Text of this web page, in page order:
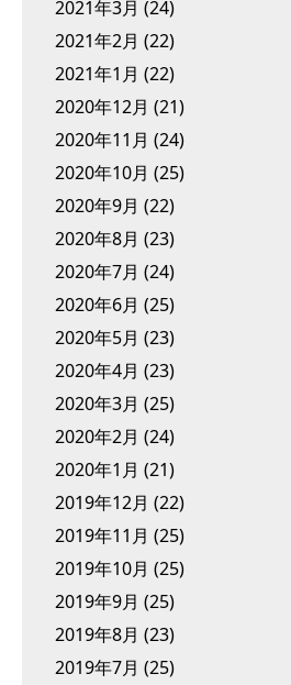
2021年3月 (24)
2021年2月 (22)
2021年1月 (22)
2020年12月 (21)
2020年11月 (24)
2020年10月 (25)
2020年9月 (22)
2020年8月 (23)
2020年7月 (24)
2020年6月 (25)
2020年5月 (23)
2020年4月 (23)
2020年3月 (25)
2020年2月 (24)
2020年1月 (21)
2019年12月 (22)
2019年11月 (25)
2019年10月 (25)
2019年9月 (25)
2019年8月 (23)
2019年7月 (25)